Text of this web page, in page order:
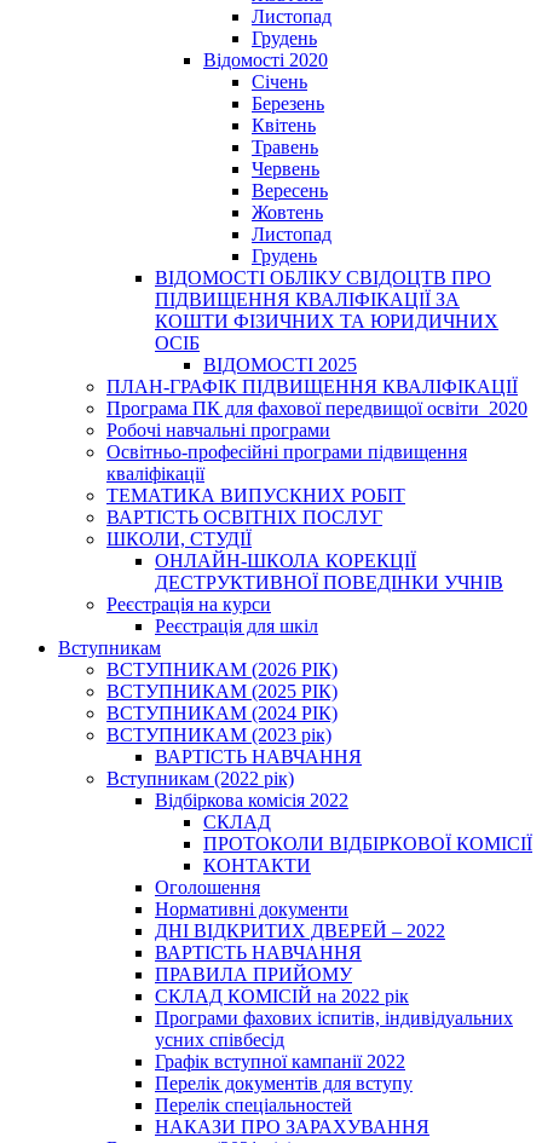
Листопад
Грудень
Відомості 2020
Січень
Березень
Квітень
Травень
Червень
Вересень
Жовтень
Листопад
Грудень
ВІДОМОСТІ ОБЛІКУ СВІДОЦТВ ПРО
ПІДВИЩЕННЯ КВАЛІФІКАЦІЇ ЗА
КОШТИ ФІЗИЧНИХ ТА ЮРИДИЧНИХ
ОСІБ
ВІДОМОСТІ 2025
ПЛАН-ГРАФІК ПІДВИЩЕННЯ КВАЛІФІКАЦІЇ
Програма ПК для фахової передвищої освіти_2020
Робочі навчальні програми
Освітньо-професійні програми підвищення
кваліфікації
ТЕМАТИКА ВИПУСКНИХ РОБІТ
ВАРТІСТЬ ОСВІТНІХ ПОСЛУГ
ШКОЛИ, СТУДІЇ
ОНЛАЙН-ШКОЛА КОРЕКЦІЇ
ДЕСТРУКТИВНОЇ ПОВЕДІНКИ УЧНІВ
Реєстрація на курси
Реєстрація для шкіл
Вступникам
ВСТУПНИКАМ (2026 РІК)
ВСТУПНИКАМ (2025 РІК)
ВСТУПНИКАМ (2024 РІК)
ВСТУПНИКАМ (2023 рік)
ВАРТІСТЬ НАВЧАННЯ
Вступникам (2022 рік)
Відбіркова комісія 2022
СКЛАД
ПРОТОКОЛИ ВІДБІРКОВОЇ КОМІСІЇ
КОНТАКТИ
Оголошення
Нормативні документи
ДНІ ВІДКРИТИХ ДВЕРЕЙ – 2022
ВАРТІСТЬ НАВЧАННЯ
ПРАВИЛА ПРИЙОМУ
СКЛАД КОМІСІЙ на 2022 рік
Програми фахових іспитів, індивідуальних
усних співбесід
Графік вступної кампанії 2022
Перелік документів для вступу
Перелік спеціальностей
НАКАЗИ ПРО ЗАРАХУВАННЯ